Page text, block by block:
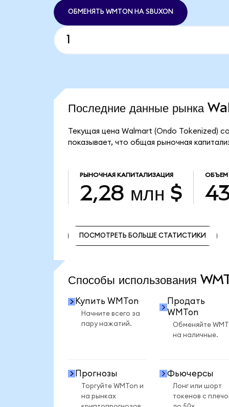
ОБМЕНЯТЬ WMTON НА SBUXON
Последние данные рынка
Текущая цена Walmart (Ondo Tokenized)
показывает, что общая рыночная
РЫНОЧНАЯ КАПИТАЛИЗАЦИЯ
2,28 млн $
ОБЪЕМ
ПОСМОТРЕТЬ БОЛЬШЕ СТАТИСТИКИ
Способы использования
Купить WMTon
Начните всего за
пару нажатий.
Продать
WMTon
Обменяйте
на наличные.
Прогнозы
Торгуйте WMTon и
на рынках
Фьючерсы
Лонг или шорт
токенов с